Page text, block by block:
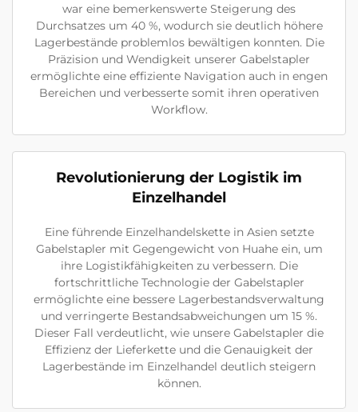
war eine bemerkenswerte Steigerung des
Durchsatzes um 40 %, wodurch sie deutlich höhere
Lagerbestände problemlos bewältigen konnten. Die
Präzision und Wendigkeit unserer Gabelstapler
ermöglichte eine effiziente Navigation auch in engen
Bereichen und verbesserte somit ihren operativen
Workflow.
Revolutionierung der Logistik im
Einzelhandel
Eine führende Einzelhandelskette in Asien setzte
Gabelstapler mit Gegengewicht von Huahe ein, um
ihre Logistikfähigkeiten zu verbessern. Die
fortschrittliche Technologie der Gabelstapler
ermöglichte eine bessere Lagerbestandsverwaltung
und verringerte Bestandsabweichungen um 15 %.
Dieser Fall verdeutlicht, wie unsere Gabelstapler die
Effizienz der Lieferkette und die Genauigkeit der
Lagerbestände im Einzelhandel deutlich steigern
können.